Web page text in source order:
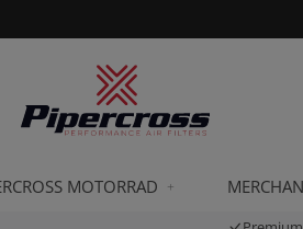
MOTORRAD